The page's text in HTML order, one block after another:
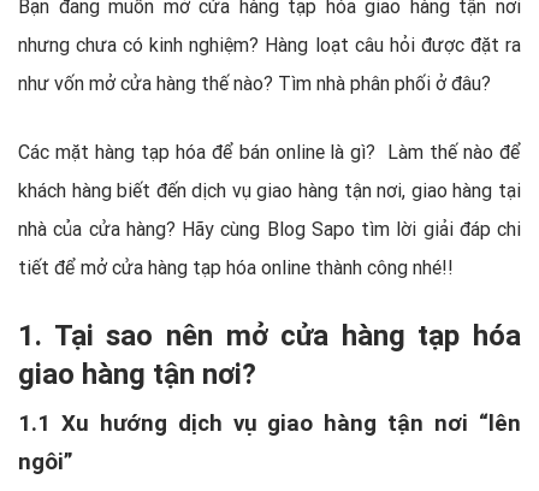
Bạn đang muốn mở cửa hàng tạp hóa giao hàng tận nơi
nhưng chưa có kinh nghiệm? Hàng loạt câu hỏi được đặt ra
như vốn mở cửa hàng thế nào? Tìm nhà phân phối ở đâu?
Các mặt hàng tạp hóa để bán online là gì? Làm thế nào để
khách hàng biết đến dịch vụ giao hàng tận nơi, giao hàng tại
nhà của cửa hàng? Hãy cùng Blog Sapo tìm lời giải đáp chi
tiết để mở cửa hàng tạp hóa online thành công nhé!!
1. Tại sao nên mở cửa hàng tạp hóa
giao hàng tận nơi?
1.1 Xu hướng dịch vụ giao hàng tận nơi “lên
ngôi”